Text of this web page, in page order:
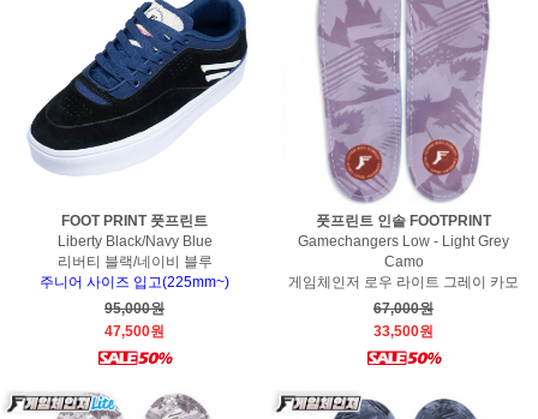
FOOT PRINT 풋프린트
Liberty Black/Navy Blue
리버티 블랙/네이비 블루
주니어 사이즈 입고(225mm~)
95,000원
47,500원
풋프린트 인솔 FOOTPRINT
Gamechangers Low - Light Grey
Camo
게임체인저 로우 라이트 그레이 카모
67,000원
33,500원